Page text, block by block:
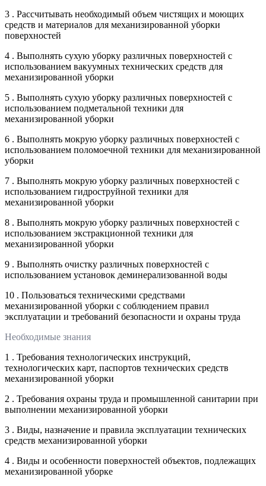
3 . Рассчитывать необходимый объем чистящих и моющих
средств и материалов для механизированной уборки
поверхностей
4 . Выполнять сухую уборку различных поверхностей с
использованием вакуумных технических средств для
механизированной уборки
5 . Выполнять сухую уборку различных поверхностей с
использованием подметальной техники для
механизированной уборки
6 . Выполнять мокрую уборку различных поверхностей с
использованием поломоечной техники для механизированной
уборки
7 . Выполнять мокрую уборку различных поверхностей с
использованием гидроструйной техники для
механизированной уборки
8 . Выполнять мокрую уборку различных поверхностей с
использованием экстракционной техники для
механизированной уборки
9 . Выполнять очистку различных поверхностей с
использованием установок деминерализованной воды
10 . Пользоваться техническими средствами
механизированной уборки с соблюдением правил
эксплуатации и требований безопасности и охраны труда
Необходимые знания
1 . Требования технологических инструкций,
технологических карт, паспортов технических средств
механизированной уборки
2 . Требования охраны труда и промышленной санитарии при
выполнении механизированной уборки
3 . Виды, назначение и правила эксплуатации технических
средств механизированной уборки
4 . Виды и особенности поверхностей объектов, подлежащих
механизированной уборке